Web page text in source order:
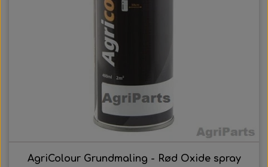
AgriColour Grundmaling - Rød Oxide spray